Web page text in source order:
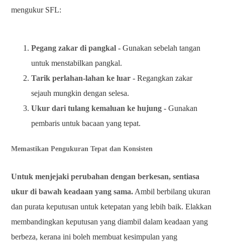
mengukur SFL:
Pegang zakar di pangkal - Gunakan sebelah tangan
untuk menstabilkan pangkal.
Tarik perlahan-lahan ke luar - Regangkan zakar
sejauh mungkin dengan selesa.
Ukur dari tulang kemaluan ke hujung - Gunakan
pembaris untuk bacaan yang tepat.
Memastikan Pengukuran Tepat dan Konsisten
Untuk menjejaki perubahan dengan berkesan, sentiasa
ukur di bawah keadaan yang sama. Ambil berbilang ukuran
dan purata keputusan untuk ketepatan yang lebih baik. Elakkan
membandingkan keputusan yang diambil dalam keadaan yang
berbeza, kerana ini boleh membuat kesimpulan yang